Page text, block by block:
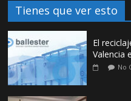
Tienes que ver esto
El
Valencia
No